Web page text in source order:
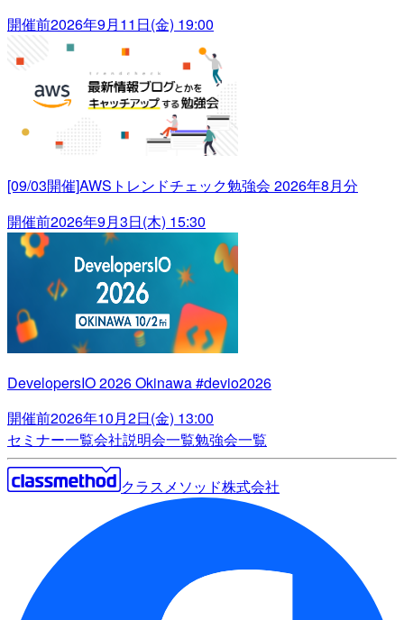
開催前2026年9月11日(金) 19:00
[09/03開催]AWSトレンドチェック勉強会 2026年8月分
開催前2026年9月3日(木) 15:30
DevelopersIO 2026 Okinawa #devio2026
開催前2026年10月2日(金) 13:00
セミナー一覧会社説明会一覧勉強会一覧
クラスメソッド株式会社